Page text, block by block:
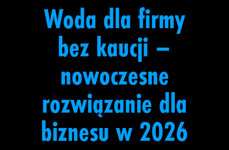
Woda dla firmy
bez kaucji –
nowoczesne
rozwiązanie dla
biznesu w 2026